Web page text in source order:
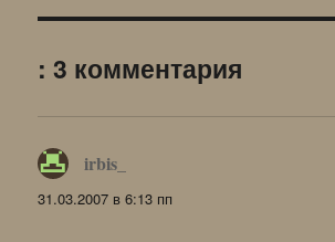
: 3 комментария
irbis_
31.03.2007 в 6:13 пп